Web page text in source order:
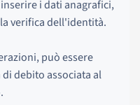
i dati anagrafici,
verifica dell'identità.
può essere
debito associata al